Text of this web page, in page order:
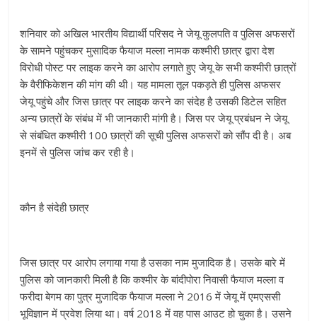
शनिवार को अखिल भारतीय विद्यार्थी परिसद ने जेयू कुलपति व पुलिस अफसरों
के सामने पहुंचकर मुसादिक फैयाज मल्ला नामक कश्मीरी छात्र द्वारा देश
विरोधी पोस्ट पर लाइक करने का आरोप लगाते हुए जेयू के सभी कश्मीरी छात्रों
के वैरीफिकेशन की मांग की थी। यह मामला तूल पकड़ते ही पुलिस अफसर
जेयू पहुंचे और जिस छात्र पर लाइक करने का संदेह है उसकी डिटेल सहित
अन्य छात्रों के संबंध में भी जानकारी मांगी है। जिस पर जेयू प्रबंधन ने जेयू
से संबंधित कश्मीरी 100 छात्रों की सूची पुलिस अफसरों को सौंप दी है। अब
इनमें से पुलिस जांच कर रही है।
कौन है संदेही छात्र
जिस छात्र पर आरोप लगाया गया है उसका नाम मुजादिक है। उसके बारे में
पुलिस को जानकारी मिली है कि कश्मीर के बांदीपोरा निवासी फैयाज मल्ला व
फरीदा बेगम का पुत्र मुजादिक फैयाज मल्ला ने 2016 में जेयू में एमएससी
भूविज्ञान में प्रवेश लिया था। वर्ष 2018 में वह पास आउट हो चुका है। उसने